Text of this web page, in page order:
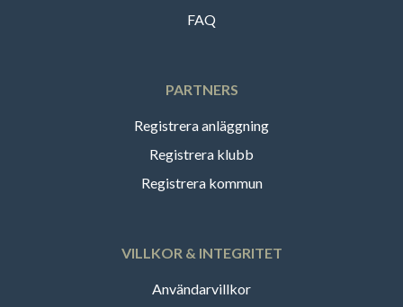
FAQ
PARTNERS
Registrera anläggning
Registrera klubb
Registrera kommun
VILLKOR & INTEGRITET
Användarvillkor